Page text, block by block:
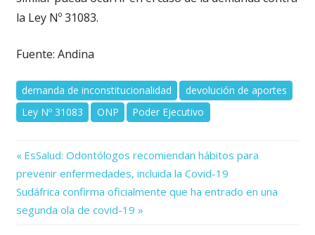
la Ley Nº 31083.
Fuente: Andina
demanda de inconstitucionalidad
devolución de aportes
Ley Nº 31083
ONP Poder Ejecutivo
Navegación
de
entradas
Previous
Post:
EsSalud: Odontólogos recomiendan hábitos para
prevenir enfermedades, incluida la Covid-19
Next
Post:
Sudáfrica confirma oficialmente que ha entrado en una
segunda ola de covid-19